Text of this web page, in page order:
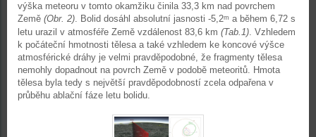
výška meteoru v tomto okamžiku činila 33,3 km nad povrchem
Země (Obr. 2). Bolid dosáhl absolutní jasnosti -5,2m a během 6,72 s
letu urazil v atmosféře Země vzdálenost 83,6 km (Tab.1). Vzhledem
k počáteční hmotnosti tělesa a také vzhledem ke koncové výšce
atmosférické dráhy je velmi pravděpodobné, že fragmenty tělesa
nemohly dopadnout na povrch Země v podobě meteoritů. Hmota
tělesa byla tedy s největší pravděpodobností zcela odpařena v
průběhu ablační fáze letu bolidu.